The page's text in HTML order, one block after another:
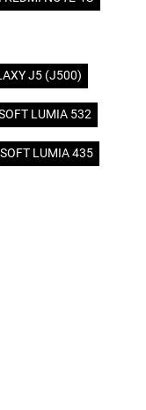
J5 (J500)
LUMIA 532
LUMIA 435